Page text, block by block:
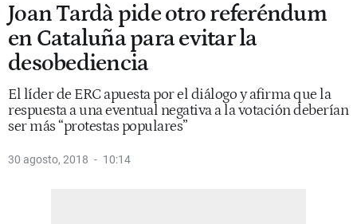
Joan Tardà pide otro referéndum
en Cataluña para evitar la
desobediencia
El líder de ERC apuesta por el diálogo y afirma que la
respuesta a una eventual negativa a la votación deberían
ser más “protestas populares”
30 agosto, 2018 10:14